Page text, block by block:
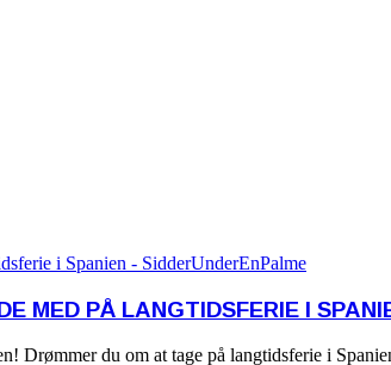
MED PÅ LANGTIDSFERIE I
Drømmer du om at tage på langtidsferie i